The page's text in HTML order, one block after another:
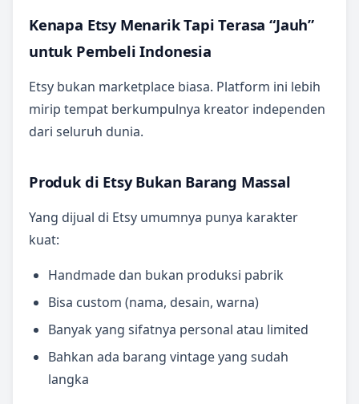
Kenapa Etsy Menarik Tapi Terasa “Jauh”
untuk Pembeli Indonesia
Etsy bukan marketplace biasa. Platform ini lebih
mirip tempat berkumpulnya kreator independen
dari seluruh dunia.
Produk di Etsy Bukan Barang Massal
Yang dijual di Etsy umumnya punya karakter
kuat:
Handmade dan bukan produksi pabrik
Bisa custom (nama, desain, warna)
Banyak yang sifatnya personal atau limited
Bahkan ada barang vintage yang sudah
langka